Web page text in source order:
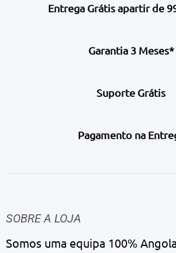
Entrega Grátis apartir de
Garantia 3 Meses*
Suporte Grátis
Pagamento na
SOBRE A LOJA
Somos uma equipa 100%